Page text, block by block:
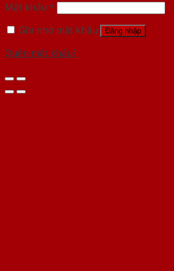
Mật khẩu *
Ghi nhớ mật khẩu
Đăng nhập
Quên mật khẩu?